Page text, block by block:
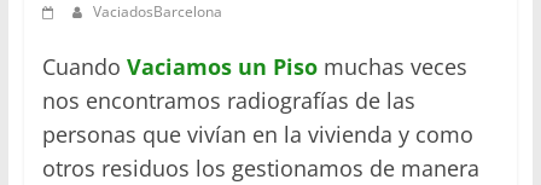
VaciadosBarcelona
Cuando Vaciamos un Pisomuchas veces
nos encontramos radiografías de las
personas que vivían en la vivienda y como
otros residuos los gestionamos de manera